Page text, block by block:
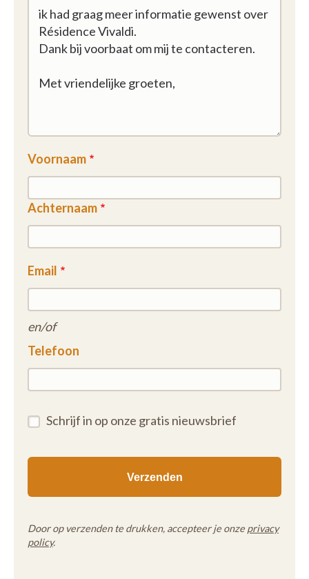
Voornaam
Achternaam
Email
en/of
Telefoon
Schrijf in op onze gratis nieuwsbrief
Door op verzenden te drukken, accepteer je onze privacy
policy.